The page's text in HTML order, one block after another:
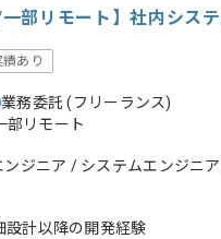
一部リモート】社内シス
あり
業務委託(フリーランス)
部リモート
ンジニア / システムエンジニ
設計以降の開発経験